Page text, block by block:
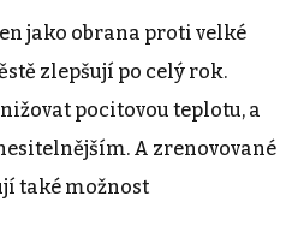
jako obrana proti velké
zlepšují po celý rok.
pocitovou teplotu, a
A zrenovované
také možnost